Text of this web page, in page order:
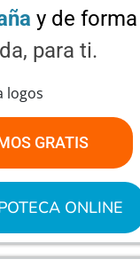
y de forma
para ti.
GRATIS
ONLINE